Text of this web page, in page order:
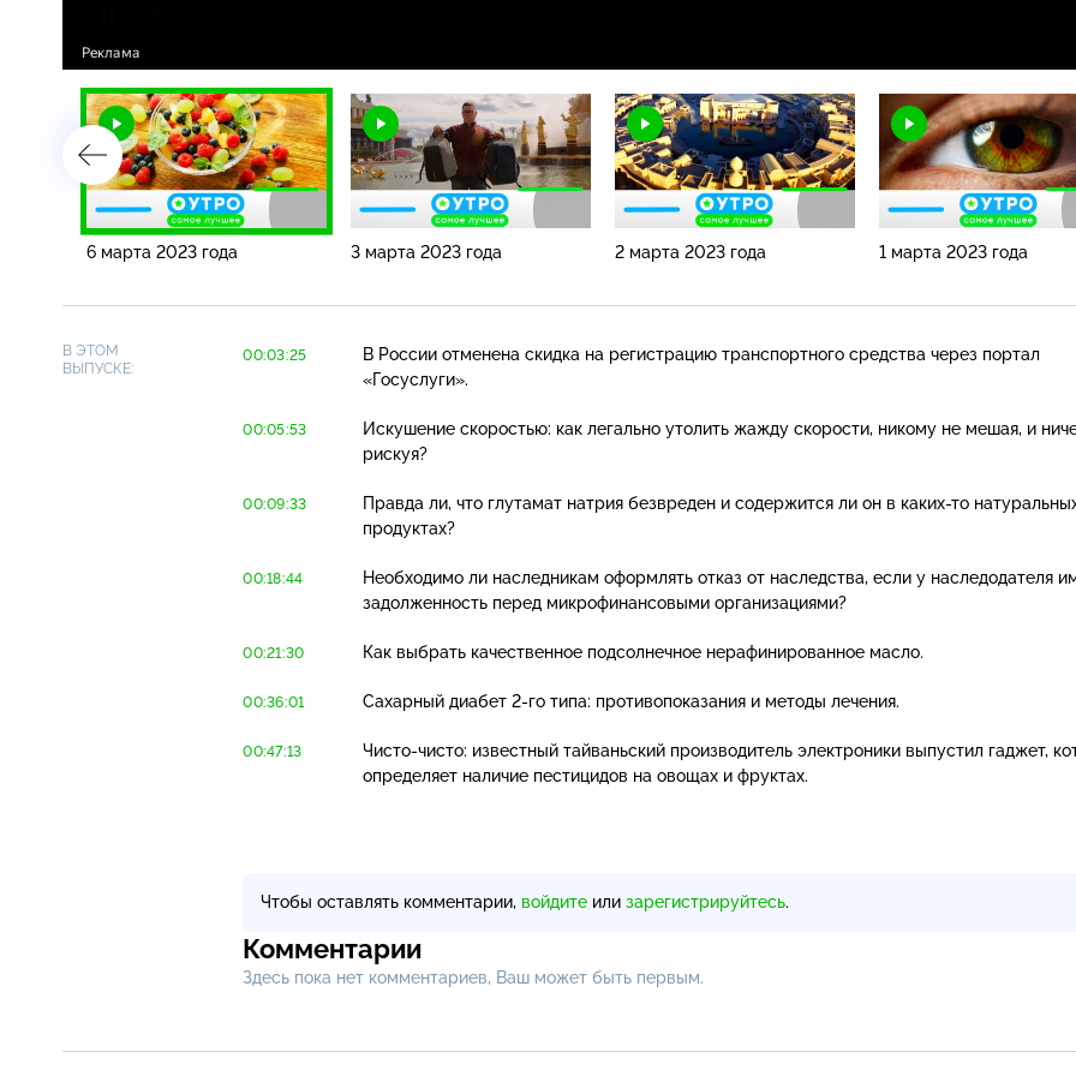
6 марта 2023 года 3 марта 2023 года 2 марта 2023 года 1 марта 2023 года
В ЭТОМ
ВЫПУСКЕ:
00:03:25
В России отменена скидка на регистрацию транспортного средства через портал
«Госуслуги».
00:05:53
Искушение скоростью: как легально утолить жажду скорости, никому не мешая, и
рискуя?
00:09:33 Правда ли, что глутамат натрия безвреден и содержится ли он в каких-то
продуктах?
00:18:44
Необходимо ли наследникам оформлять отказ от наследства, если у наследодателя
задолженность перед микрофинансовыми организациями?
00:21:30 Как выбрать качественное подсолнечное нерафинированное масло.
00:36:01 Сахарный диабет 2-го типа: противопоказания и методы лечения.
00:47:13 Чисто-чисто: известный тайваньский производитель электроники выпустил гаджет,
определяет наличие пестицидов на овощах и фруктах.
Чтобы оставлять комментарии, войдите или зарегистрируйтесь.
Комментарии
Здесь пока нет комментариев, Ваш может быть первым.